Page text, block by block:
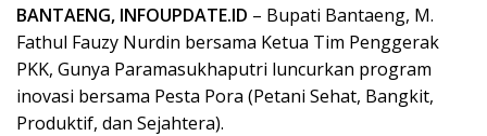
BANTAENG, INFOUPDATE.ID – Bupati Bantaeng, M.
Fathul Fauzy Nurdin bersama Ketua Tim Penggerak
PKK, Gunya Paramasukhaputri luncurkan program
inovasi bersama Pesta Pora (Petani Sehat, Bangkit,
Produktif, dan Sejahtera).